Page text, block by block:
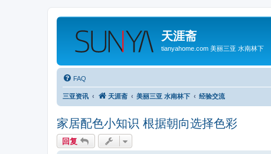
天涯斋
tianyahome.com 美丽三亚 水南林下
FAQ
三亚资讯 天涯斋 美丽三亚 水南林下 经验交流
家居配色小知识 根据朝向选择色彩
回复